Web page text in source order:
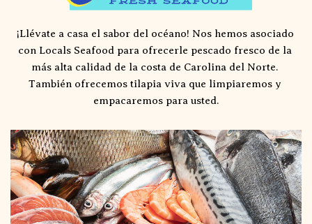
¡Llévate a casa el sabor del océano! Nos hemos asociado
con Locals Seafood para ofrecerle pescado fresco de la
más alta calidad de la costa de Carolina del Norte.
También ofrecemos tilapia viva que limpiaremos y
empacaremos para usted.